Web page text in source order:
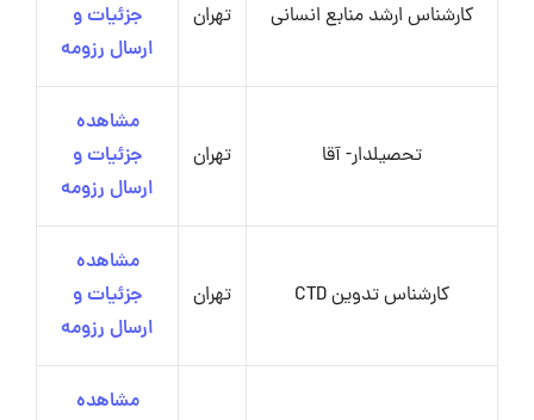
کارشناس ارشد منابع انسانی تهران
جزئیات و
ارسال رزومه
تحصیلدار- آقا تهران
مشاهده
جزئیات و
ارسال رزومه
کارشناس تدوین CTD تهران
مشاهده
جزئیات و
ارسال رزومه
مشاهده